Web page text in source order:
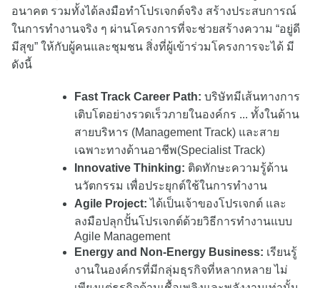
อนาคต รวมทั้งได้ลงมือทำโปรเจกต์จริง สร้างประสบการณ์
ในการทำงานจริง ๆ ผ่านโครงการที่จะช่วยสร้างความ “อยู่ดี
มีสุข” ให้กับผู้คนและชุมชน สิ่งที่ผู้เข้าร่วมโครงการจะได้ มี
ดังนี้
Fast Track Career Path: บริษัทมีเส้นทางการ
เติบโตอย่างรวดเร็วภายในองค์กร ... ทั้งในด้าน
สายบริหาร (Management Track) และสาย
เฉพาะทางด้านอาชีพ(Specialist Track)
Innovative Thinking: ติดทักษะความรู้ด้าน
นวัตกรรม เพื่อประยุกต์ใช้ในการทำงาน
Agile Project:ได้เป็นเจ้าของโปรเจกต์ และ
ลงมือปลุกปั้นโปรเจกต์ด้วยวิธีการทำงานแบบ
Agile Management
Energy and Non-Energy Business: เรียนรู้
งานในองค์กรที่มีกลุ่มธุรกิจที่หลากหลาย ไม่